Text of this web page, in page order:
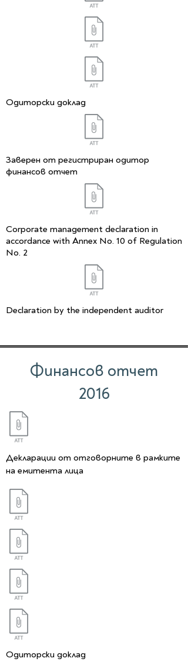
Одиторски доклад
Заверен от регистриран одитор
финансов отчет
Corporate management declaration in
accordance with Annex No. 10 of Regulation
No. 2
Declaration by the independent auditor
Финансов отчет
2016
Декларации от отговорните в рамките
на емитента лица
Одиторски доклад